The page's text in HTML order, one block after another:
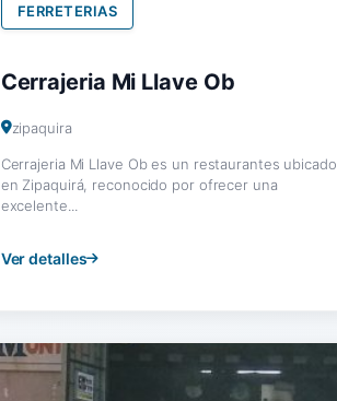
FERRETERIAS
Cerrajeria Mi Llave Ob
zipaquira
Cerrajeria Mi Llave Ob es un restaurantes ubicado
en Zipaquirá, reconocido por ofrecer una
excelente...
Ver detalles